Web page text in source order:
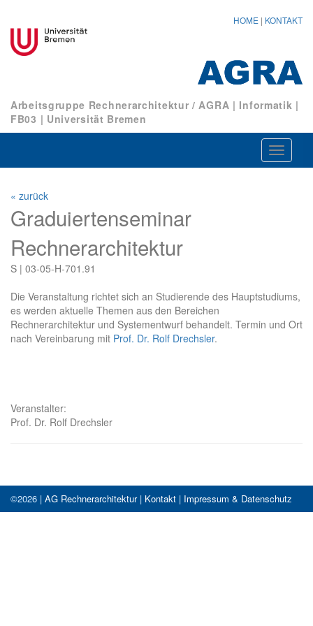
HOME | KONTAKT
Arbeitsgruppe Rechnerarchitektur / AGRA | Informatik |
FB03 | Universität Bremen
ein-/
« zurück
Graduiertenseminar
Rechnerarchitektur
S | 03-05-H-701.91
Die Veranstaltung richtet sich an Studierende des Hauptstudiums,
es werden aktuelle Themen aus den Bereichen
Rechnerarchitektur und Systementwurf behandelt. Termin und Ort
nach Vereinbarung mit Prof. Dr. Rolf Drechsler.
Veranstalter:
Prof. Dr. Rolf Drechsler
©2026 | AG Rechnerarchitektur| Kontakt | Impressum & Datenschutz